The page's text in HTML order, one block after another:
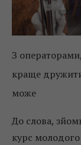
З
краще
може
До слова,
курс молодого